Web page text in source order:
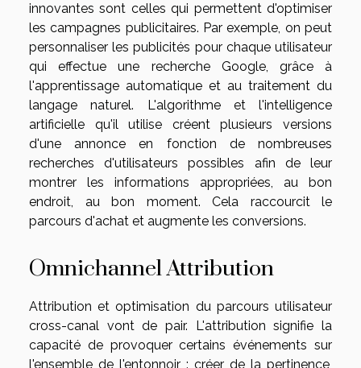
innovantes sont celles qui permettent d'optimiser
les campagnes publicitaires. Par exemple, on peut
personnaliser les publicités pour chaque utilisateur
qui effectue une recherche Google, grâce à
l'apprentissage automatique et au traitement du
langage naturel. L'algorithme et l'intelligence
artificielle qu'il utilise créent plusieurs versions
d'une annonce en fonction de nombreuses
recherches d'utilisateurs possibles afin de leur
montrer les informations appropriées, au bon
endroit, au bon moment. Cela raccourcit le
parcours d'achat et augmente les conversions.
Omnichannel Attribution
Attribution et optimisation du parcours utilisateur
cross-canal vont de pair. L'attribution signifie la
capacité de provoquer certains événements sur
l'ensemble de l'entonnoir : créer de la pertinence,